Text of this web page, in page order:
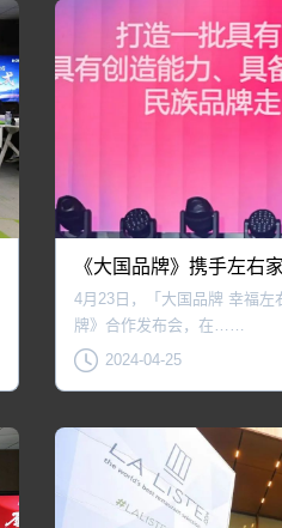
4月23日，「大国品牌 幸福左
牌》合作发布会，在……
2024-04-25